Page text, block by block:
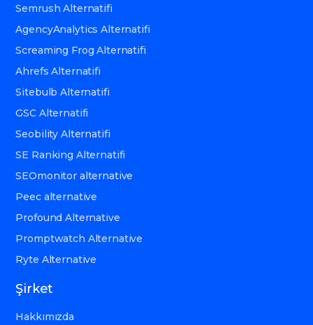
Semrush Alternatifi
AgencyAnalytics Alternatifi
Screaming Frog Alternatifi
Ahrefs Alternatifi
Sitebulb Alternatifi
GSC Alternatifi
Seobility Alternatifi
SE Ranking Alternatifi
SEOmonitor alternative
Peec alternative
Profound Alternative
Promptwatch Alternative
Ryte Alternative
Şirket
Hakkımızda